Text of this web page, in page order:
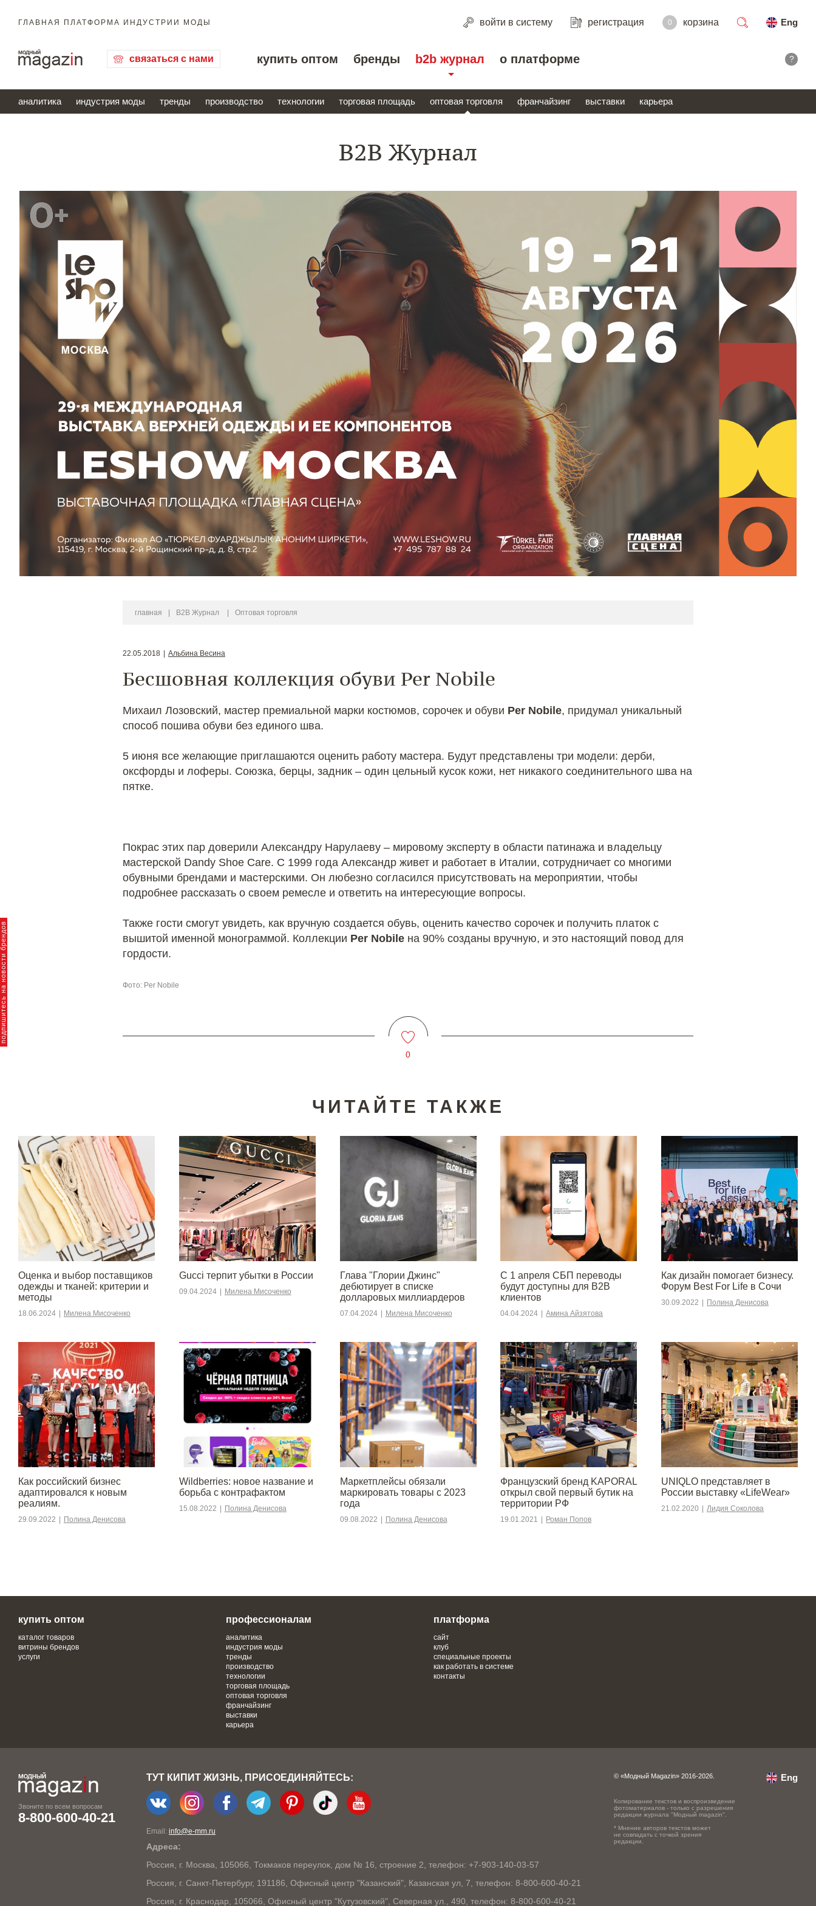
брендов
ГЛАВНАЯ ПЛАТФОРМА ИНДУСТРИИ МОДЫ войти в систему регистрация 0 корзина
Eng
связаться с нами купить оптом бренды b2b журнал о платформе ?
аналитика индустрия моды тренды производство технологии торговая площадь оптовая торговля франчайзинг выставки карьера
B2B Журнал
главная B2B Журнал Оптовая торговля
22.05.2018 Альбина Весина
Бесшовная коллекция обуви Per Nobile
Михаил Лозовский, мастер премиальной марки костюмов, сорочек и обуви Per Nobile, придумал уникальный
способ пошива обуви без единого шва.
5 июня все желающие приглашаются оценить работу мастера. Будут представлены три модели: дерби,
оксфорды и лоферы. Союзка, берцы, задник – один цельный кусок кожи, нет никакого соединительного шва на
пятке.
Покрас этих пар доверили Александру Нарулаеву – мировому эксперту в области патинажа и владельцу
мастерской Dandy Shoe Care. С 1999 года Александр живет и работает в Италии, сотрудничает со многими
обувными брендами и мастерскими. Он любезно согласился присутствовать на мероприятии, чтобы
подробнее рассказать о своем ремесле и ответить на интересующие вопросы.
Также гости смогут увидеть, как вручную создается обувь, оценить качество сорочек и получить платок с
вышитой именной монограммой. Коллекции Per Nobile на 90% созданы вручную, и это настоящий повод для
гордости.
Фото: Per Nobile
0
ЧИТАЙТЕ ТАКЖЕ
Оценка и выбор поставщиков
одежды и тканей: критерии и
методы
18.06.2024 Милена Мисоченко
Gucci терпит убытки в России
09.04.2024 Милена Мисоченко
Глава "Глории Джинс"
дебютирует в списке
долларовых миллиардеров
07.04.2024 Милена Мисоченко
С 1 апреля СБП переводы
будут доступны для B2B
клиентов
04.04.2024 Амина Айзятова
Как дизайн помогает бизнесу.
Форум Best For Life в Сочи
30.09.2022 Полина Денисова
​​Как российский бизнес
адаптировался к новым
реалиям.
29.09.2022 Полина Денисова
Wildberries: новое название и
борьба с контрафактом
15.08.2022 Полина Денисова
Маркетплейсы обязали
маркировать товары с 2023
года
09.08.2022 Полина Денисова
Французский бренд KAPORAL
открыл свой первый бутик на
территории РФ
19.01.2021 Роман Попов
UNIQLO представляет в
России выставку «LifeWear»
21.02.2020 Лидия Соколова
купить оптом
каталог товаров
витрины брендов
услуги
профессионалам
аналитика
индустрия моды
тренды
производство
технологии
торговая площадь
оптовая торговля
франчайзинг
выставки
карьера
платформа
сайт
клуб
специальные проекты
как работать в системе
контакты
Звоните по всем вопросам
8-800-600-40-21
ТУТ КИПИТ ЖИЗНЬ, ПРИСОЕДИНЯЙТЕСЬ:
Email: info@e-mm.ru
Адреса:
Россия, г. Москва, 105066, Токмаков переулок, дом № 16, строение 2, телефон: +7-903-140-03-57
Россия, г. Санкт-Петербург, 191186, Офисный центр "Казанский", Казанская ул, 7, телефон: 8-800-600-40-21
Россия, г. Краснодар, 105066, Офисный центр "Кутузовский", Северная ул., 490, телефон: 8-800-600-40-21
© «Модный Magazin» 2016-2026.
Копирование текстов и воспроизведение
фотоматериалов - только с разрешения
редакции журнала "Модный magazin".
* Мнение авторов текстов может
не совпадать с точкой зрения
редакции.
Eng